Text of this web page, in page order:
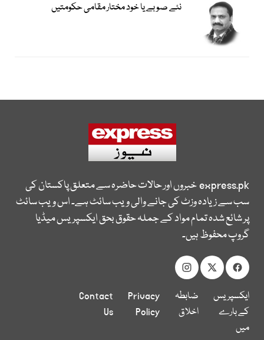
نئے صوبے یا خود مختار مقامی حکومتیں
express.pkخبروں اور حالات حاضرہ سے متعلق پاکستان کی
سب سے زیادہ وزٹ کی جانے والی ویب سائٹ ہے۔ اس ویب سائٹ
پر شائع شدہ تمام مواد کے جملہ حقوق بحق ایکسپریس میڈیا
گروپ محفوظ ہیں۔
ایکسپریس
کے بارے
میں
ضابطہ
اخلاق
Privacy
Policy
Contact
Us